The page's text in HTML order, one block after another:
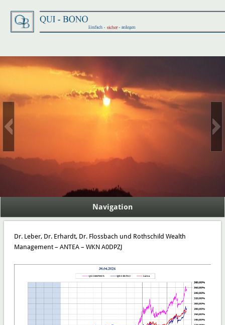
finanzielle Unabhängigkeit
Navigation
Dr. Leber, Dr. Erhardt, Dr. Flossbach und Rothschild Wealth
Management – ANTEA – WKN A0DPZJ